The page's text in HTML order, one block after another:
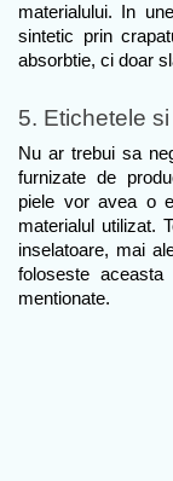
materialului. In
sintetic prin
absorbtie, ci doar
5. Etichetele
Nu ar trebui sa
furnizate de
piele vor avea o
materialul utilizat.
inselatoare, mai
foloseste
mentionate.